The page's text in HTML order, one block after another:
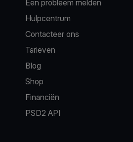
Een probleem melden
Hulpcentrum
Contacteer ons
Tarieven
Blog
Shop
Financiën
PSD2 API